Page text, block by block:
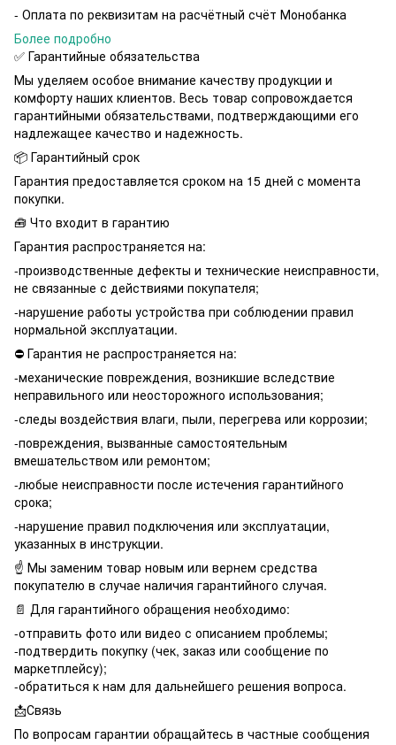
- Оплата по реквизитам на расчётный счёт Монобанка
Более подробно
✅ Гарантийные обязательства
Мы уделяем особое внимание качеству продукции и
комфорту наших клиентов. Весь товар сопровождается
гарантийными обязательствами, подтверждающими его
надлежащее качество и надежность.
📦 Гарантийный срок
Гарантия предоставляется сроком на 15 дней с момента
покупки.
🧰 Что входит в гарантию
Гарантия распространяется на:
-производственные дефекты и технические неисправности,
не связанные с действиями покупателя;
-нарушение работы устройства при соблюдении правил
нормальной эксплуатации.
⛔️ Гарантия не распространяется на:
-механические повреждения, возникшие вследствие
неправильного или неосторожного использования;
-следы воздействия влаги, пыли, перегрева или коррозии;
-повреждения, вызванные самостоятельным
вмешательством или ремонтом;
-любые неисправности после истечения гарантийного
срока;
-нарушение правил подключения или эксплуатации,
указанных в инструкции.
☝️ Мы заменим товар новым или вернем средства
покупателю в случае наличия гарантийного случая.
📄 Для гарантийного обращения необходимо:
-отправить фото или видео с описанием проблемы;
-подтвердить покупку (чек, заказ или сообщение по
маркетплейсу);
-обратиться к нам для дальнейшего решения вопроса.
📩Связь
По вопросам гарантии обращайтесь в частные сообщения